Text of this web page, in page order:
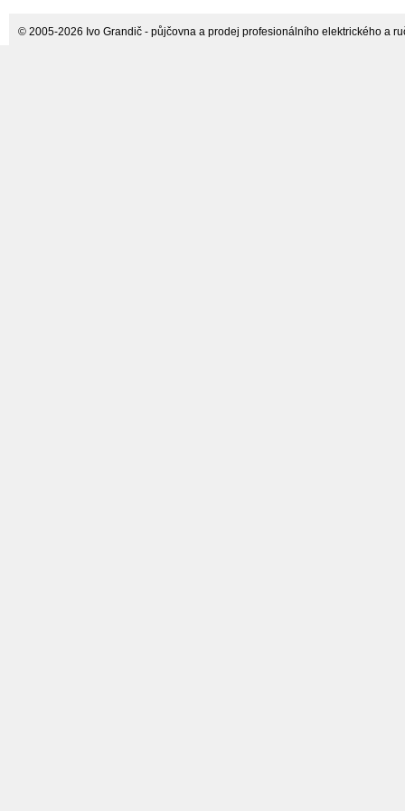
© 2005-2026 Ivo Grandič - půjčovna a prodej profesionálního elektrického a